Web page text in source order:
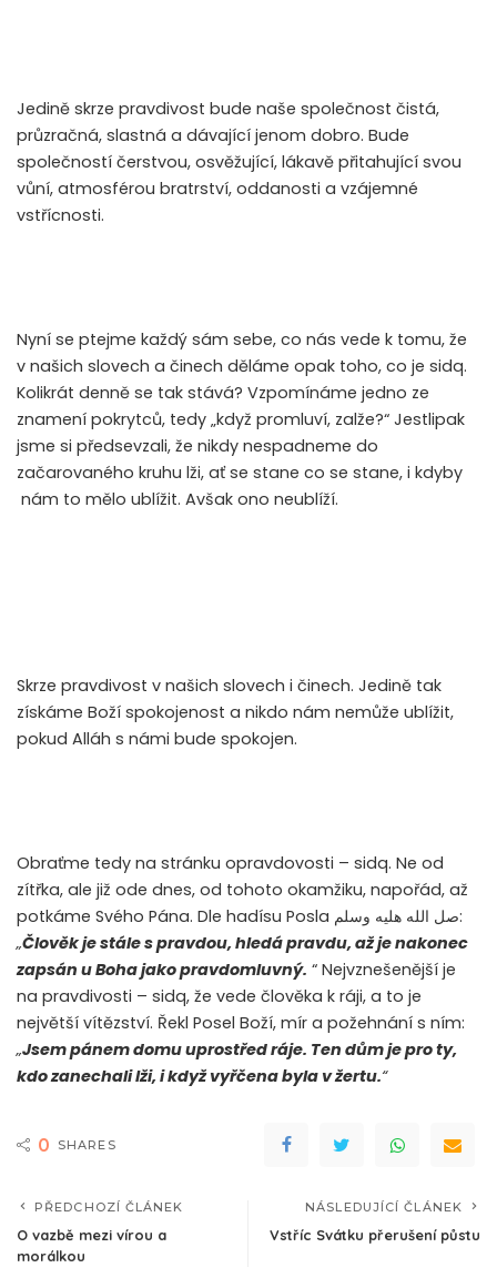
Jedině skrze pravdivost bude naše společnost čistá,
průzračná, slastná a dávající jenom dobro. Bude
společností čerstvou, osvěžující, lákavě přitahující svou
vůní, atmosférou bratrství, oddanosti a vzájemné
vstřícnosti.
Nyní se ptejme každý sám sebe, co nás vede k tomu, že
v našich slovech a činech děláme opak toho, co je sidq.
Kolikrát denně se tak stává? Vzpomínáme jedno ze
znamení pokrytců, tedy „když promluví, zalže?“ Jestlipak
jsme si předsevzali, že nikdy nespadneme do
začarovaného kruhu lži, ať se stane co se stane, i kdyby
nám to mělo ublížit. Avšak ono neublíží.
Skrze pravdivost v našich slovech i činech. Jedině tak
získáme Boží spokojenost a nikdo nám nemůže ublížit,
pokud Alláh s námi bude spokojen.
Obraťme tedy na stránku opravdovosti – sidq. Ne od
zítřka, ale již ode dnes, od tohoto okamžiku, napořád, až
potkáme Svého Pána. Dle hadísu Posla صل الله هليه وسلم:
„Člověk je stále s pravdou, hledá pravdu, až je nakonec
zapsán u Boha jako pravdomluvný. “ Nejvznešenější je
na pravdivosti – sidq, že vede člověka k ráji, a to je
největší vítězství. Řekl Posel Boží, mír a požehnání s ním:
„Jsem pánem domu uprostřed ráje. Ten dům je pro ty,
kdo zanechali lži, i když vyřčena byla v žertu.“
0 SHARES
PŘEDCHOZÍ ČLÁNEK
O vazbě mezi vírou a
morálkou
NÁSLEDUJÍCÍ ČLÁNEK
Vstříc Svátku přerušení půstu